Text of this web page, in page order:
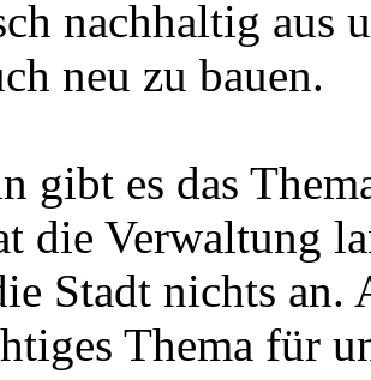
nachhaltig aus
neu zu bauen.
gibt es das
die Verwaltung
Stadt nichts
Thema für